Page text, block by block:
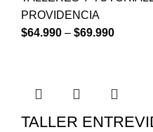
PROVIDENCIA
$64.990 – $69.990
TALLER